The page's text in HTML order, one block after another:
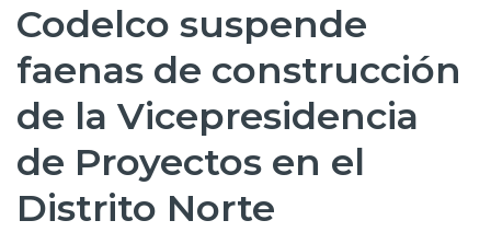
Sustentabilidad
Codelco suspende
faenas de construcción
de la Vicepresidencia
de Proyectos en el
Distrito Norte